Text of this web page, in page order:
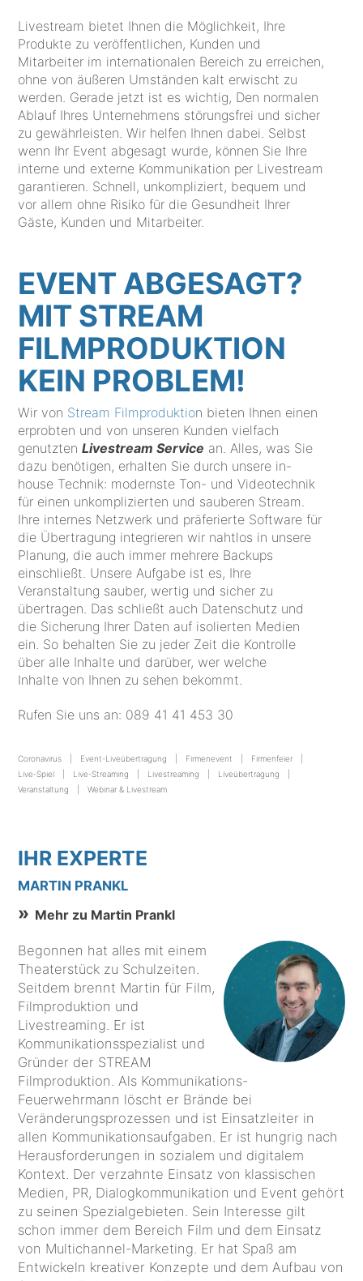
Livestream bietet Ihnen die Möglichkeit, Ihre
Produkte zu veröffentlichen, Kunden und
Mitarbeiter im internationalen Bereich zu erreichen,
ohne von äußeren Umständen kalt erwischt zu
werden. Gerade jetzt ist es wichtig, Den normalen
Ablauf Ihres Unternehmens störungsfrei und sicher
zu gewährleisten. Wir helfen Ihnen dabei. Selbst
wenn Ihr Event abgesagt wurde, können Sie Ihre
interne und externe Kommunikation per Livestream
garantieren. Schnell, unkompliziert, bequem und
vor allem ohne Risiko für die Gesundheit Ihrer
Gäste, Kunden und Mitarbeiter.
EVENT ABGESAGT?
MIT STREAM
FILMPRODUKTION
KEIN PROBLEM!
Wir von Stream Filmproduktion bieten Ihnen einen
erprobten und von unseren Kunden vielfach
genutztenLivestream Service an. Alles, was Sie
dazu benötigen, erhalten Sie durch unsere in-
house Technik: modernste Ton- und Videotechnik
für einen unkomplizierten und sauberen Stream.
Ihre internes Netzwerk und präferierte Software für
die Übertragung integrieren wir nahtlos in unsere
Planung, die auch immer mehrere Backups
einschließt. Unsere Aufgabe ist es, Ihre
Veranstaltung sauber, wertig und sicher zu
übertragen. Das schließt auch Datenschutz und
die Sicherung Ihrer Daten auf isolierten Medien
ein. So behalten Sie zu jeder Zeit die Kontrolle
über alle Inhalte und darüber, wer welche
Inhalte von Ihnen zu sehen bekommt.
Rufen Sie uns an: 089 41 41 453 30
Coronavirus Event-Liveübertragung Firmenevent
Firmenfeier
Live-Spiel
Live-Streaming Livestreaming
Liveübertragung
Veranstaltung
Webinar & Livestream
IHR EXPERTE
MARTIN PRANKL
Mehr zu Martin Prankl
Begonnen hat alles mit einem
Theaterstück zu Schulzeiten.
Seitdem brennt Martin für Film,
Filmproduktion und
Livestreaming. Er ist
Kommunikationsspezialist und
Gründer der STREAM
Filmproduktion. Als Kommunikations-
Feuerwehrmann löscht er Brände bei
Veränderungsprozessen und ist Einsatzleiter in
allen Kommunikationsaufgaben. Er ist hungrig nach
Herausforderungen in sozialem und digitalem
Kontext. Der verzahnte Einsatz von klassischen
Medien, PR, Dialogkommunikation und Event gehört
zu seinen Spezialgebieten. Sein Interesse gilt
schon immer dem Bereich Film und dem Einsatz
von Multichannel-Marketing. Er hat Spaß am
Entwickeln kreativer Konzepte und dem Aufbau von